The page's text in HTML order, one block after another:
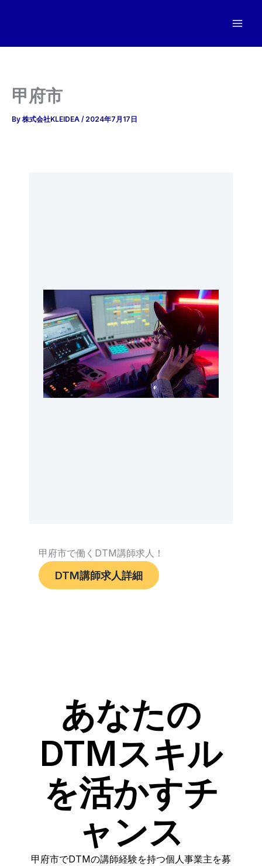
甲府市
By 株式会社KLEIDEA / 2024年7月17日
甲府市で働くDTM講師求人！
DTM講師求人詳細
あなたの
DTMスキル
を活かすチ
ャンス
甲府市でDTMの講師経験を持つ個人事業主を募